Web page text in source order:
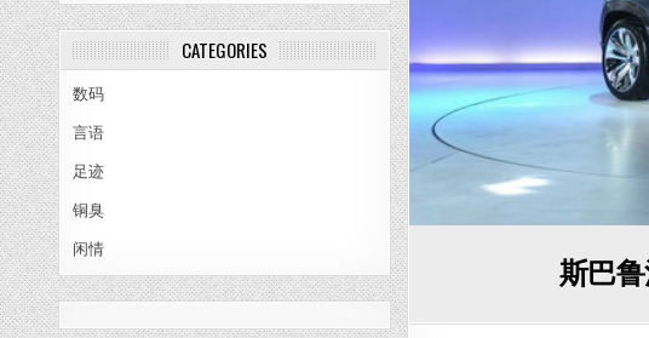
CATEGORIES
数码
言语
足迹
铜臭
闲情
斯巴